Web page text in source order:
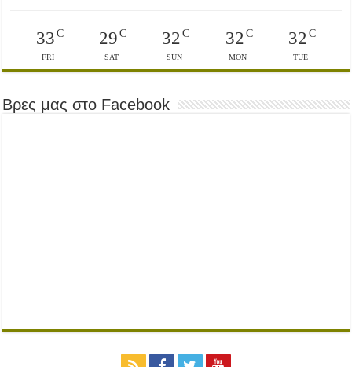
33C
FRI
29C
SAT
32 C
SUN
32C
MON
32C
TUE
Βρες μας στο Facebook